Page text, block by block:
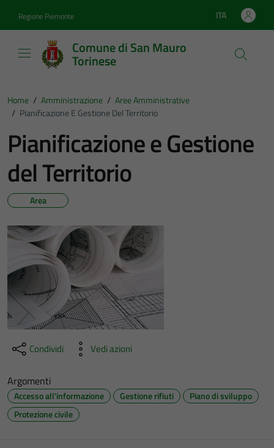
Regione Piemonte Lingua attiva:
ITA
Comune di San Mauro
Torinese
Home / Amministrazione / Aree Amministrative
/ Pianificazione E Gestione Del Territorio
Pianificazione e Gestione
del Territorio
Area
Condividi Vedi azioni
Argomenti
Accesso all'informazione Gestione rifiuti
Piano di sviluppo
Protezione civile